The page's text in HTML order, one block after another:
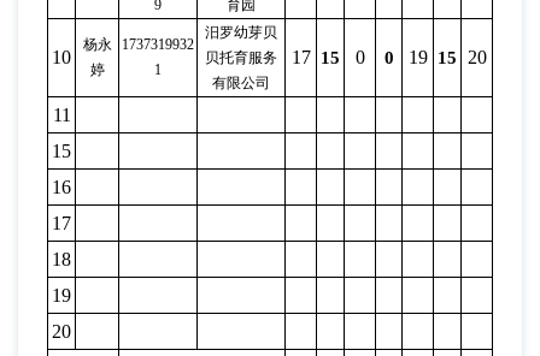
9
育园
10
杨永
婷
1737319932
1
汨罗幼芽贝
贝托育服务
有限公司
17 15 0 0 19 15 20
11
15
16
17
18
19
20